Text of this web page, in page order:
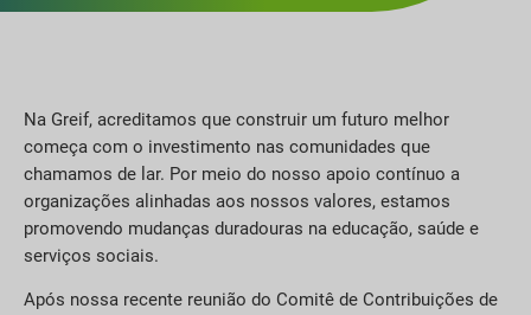
Na Greif, acreditamos que construir um futuro melhor
começa com o investimento nas comunidades que
chamamos de lar. Por meio do nosso apoio contínuo a
organizações alinhadas aos nossos valores, estamos
promovendo mudanças duradouras na educação, saúde e
serviços sociais.
Após nossa recente reunião do Comitê de Contribuições de